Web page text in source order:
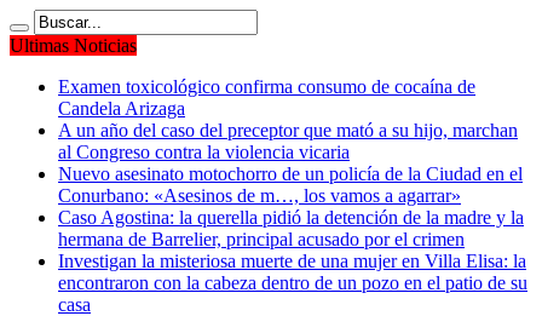
Ultimas Noticias
Examen toxicológico confirma consumo de cocaína de
Candela Arizaga
A un año del caso del preceptor que mató a su hijo, marchan
al Congreso contra la violencia vicaria
Nuevo asesinato motochorro de un policía de la Ciudad en el
Conurbano: «Asesinos de m…, los vamos a agarrar»
Caso Agostina: la querella pidió la detención de la madre y la
hermana de Barrelier, principal acusado por el crimen
Investigan la misteriosa muerte de una mujer en Villa Elisa: la
encontraron con la cabeza dentro de un pozo en el patio de su
casa